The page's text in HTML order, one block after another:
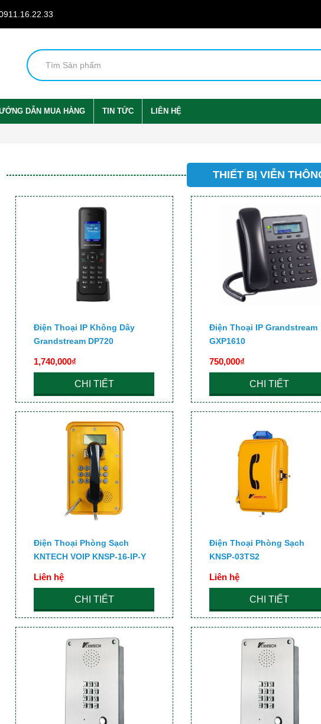
DẪN MUA HÀNG TIN TỨC LIÊN HỆ
THIẾT BỊ VIỄN
Điện Thoại IP Không Dây
Grandstream DP720
1,740,000₫
CHI TIẾT
Điện Thoại IP Grandstream
GXP1610
750,000₫
CHI TIẾT
Điện Thoại Phòng Sạch
KNTECH VOIP KNSP-16-IP-Y
Liên hệ
CHI TIẾT
Điện Thoại Phòng Sạch
KNSP-03TS2
Liên hệ
CHI TIẾT